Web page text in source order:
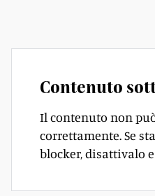
Contenuto
Il contenuto non
correttamente. Se
blocker, disattivalo